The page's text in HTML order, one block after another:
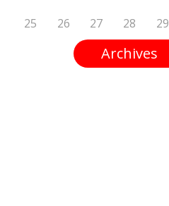
25 26 27 28 29
Archives